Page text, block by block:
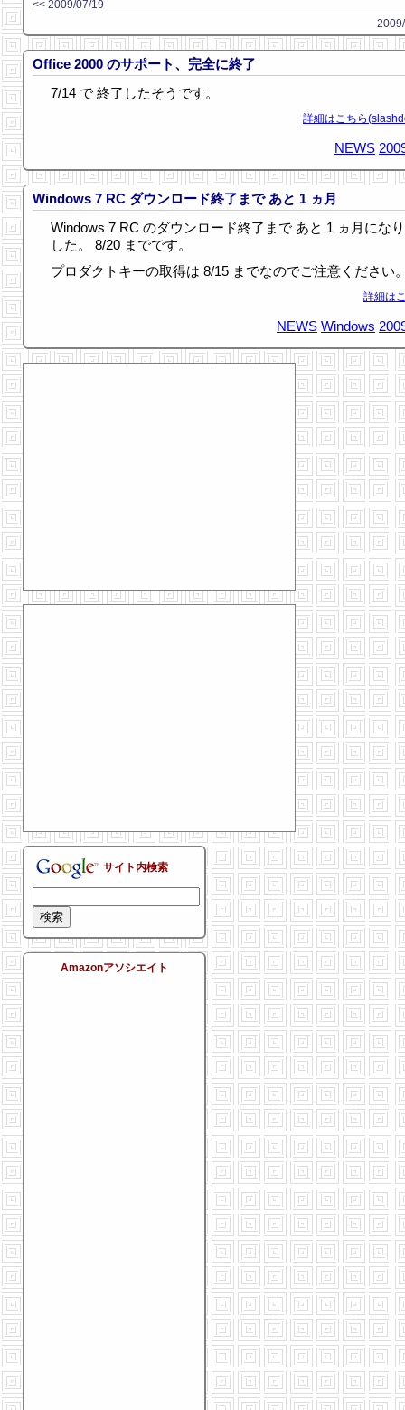
<< 2009/07/19
Office 2000 のサポート、完全に終了
7/14 で 終了したそうです。
詳細はこちら
NEWS
Windows 7 RC ダウンロード終了まで あと 1 ヵ月
Windows 7 RC のダウンロード終了まで あと 1 ヵ月にな
した。 8/20 までです。
プロダクトキーの取得は 8/15 までなのでご注意ください
詳細は
NEWS Windows
サイト内検索
Amazonアソシエイト